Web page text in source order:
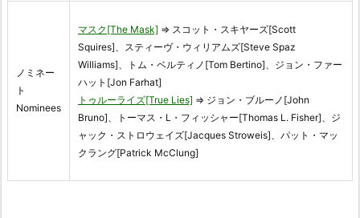
ノミネー
ト
Nominees
マスク[The Mask] ⇒ スコット・スキヤーズ[Scott
Squires]、スティーヴ・ウィリアムズ[Steve Spaz
Williams]、トム・ベルティノ[Tom Bertino]、ジョン・ファー
ハット[Jon Farhat]
トゥルーライズ[True Lies] ⇒ ジョン・ブルーノ[John
Bruno]、トーマス・L・フィッシャー[Thomas L. Fisher]、ジ
ャック・ストロウェイズ[Jacques Stroweis]、パット・マッ
クラング[Patrick McClung]